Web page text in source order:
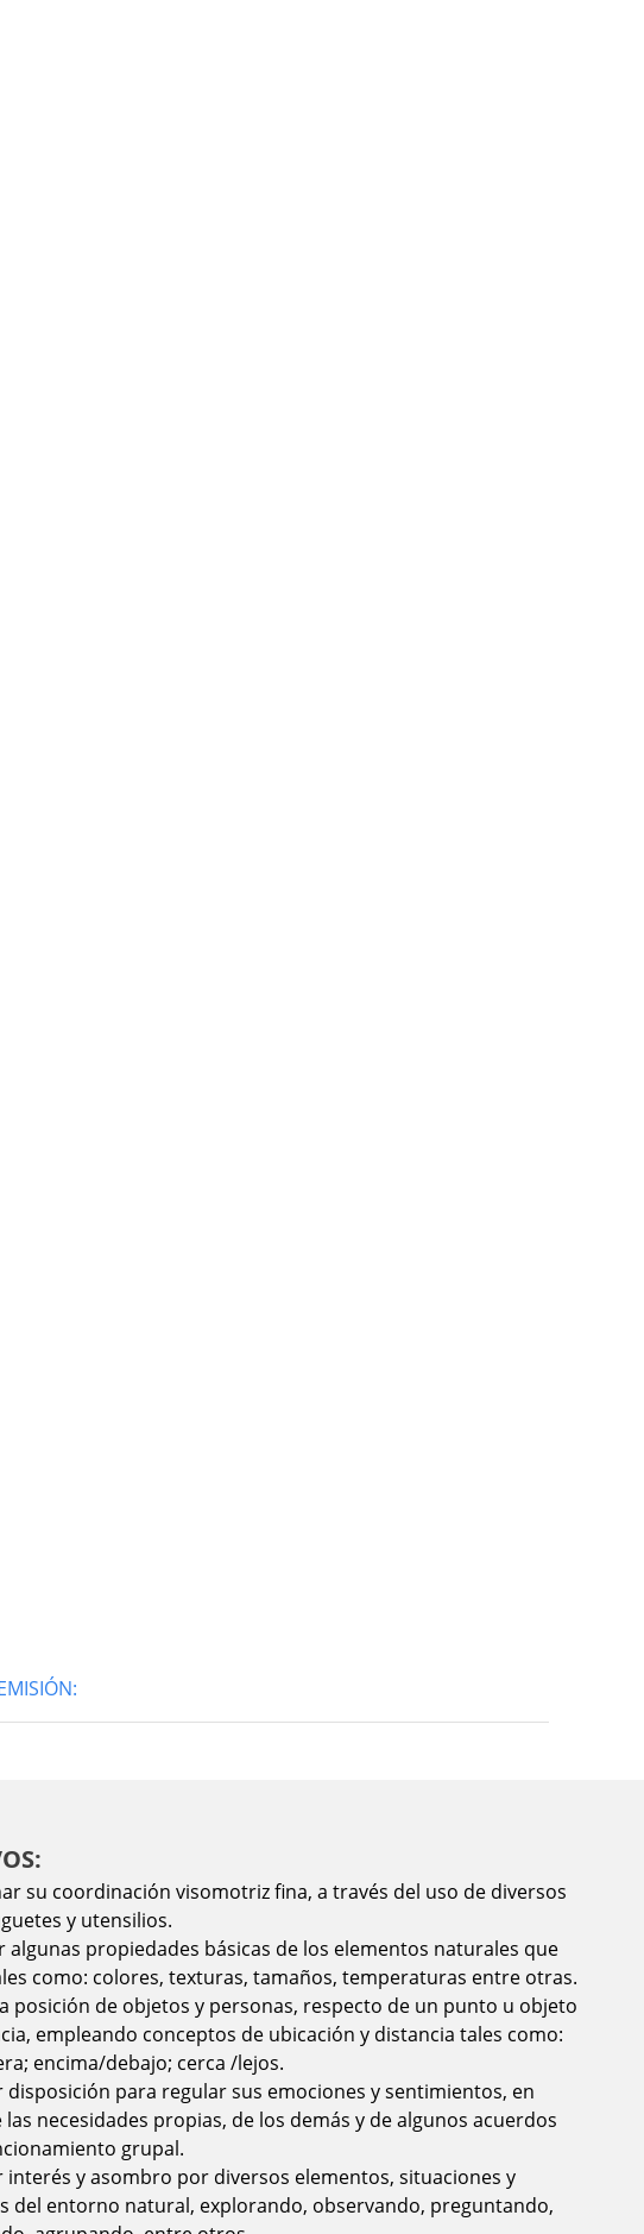
su coordinación visomotriz fina, a través del uso de diversos
y utensilios.
algunas propiedades básicas de los elementos naturales que
como: colores, texturas, tamaños, temperaturas entre otras.
posición de objetos y personas, respecto de un punto u objeto
empleando conceptos de ubicación y distancia tales como:
encima/debajo; cerca /lejos.
disposición para regular sus emociones y sentimientos, en
necesidades propias, de los demás y de algunos acuerdos
grupal.
interés y asombro por diversos elementos, situaciones y
del entorno natural, explorando, observando, preguntando,